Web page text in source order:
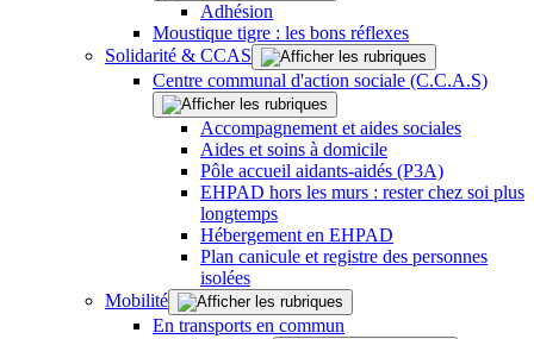
Adhésion
Moustique tigre : les bons réflexes
Solidarité & CCAS
Centre communal d'action sociale (C.C.A.S)
Accompagnement et aides sociales
Aides et soins à domicile
Pôle accueil aidants-aidés (P3A)
EHPAD hors les murs : rester chez soi plus
longtemps
Hébergement en EHPAD
Plan canicule et registre des personnes
isolées
Mobilité
En transports en commun